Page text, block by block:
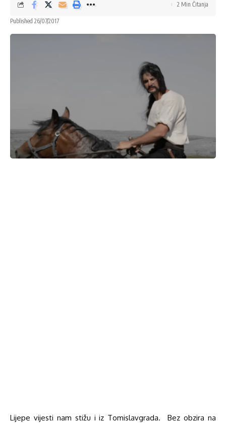
Published 26/07/2017
2 Min Čitanja
Lijepe vijesti nam stižu i iz Tomislavgrada. Bez obzira na